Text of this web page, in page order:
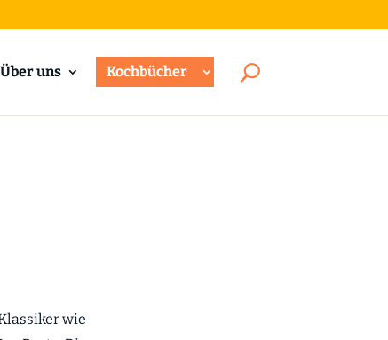
Über uns Kochbücher
wie